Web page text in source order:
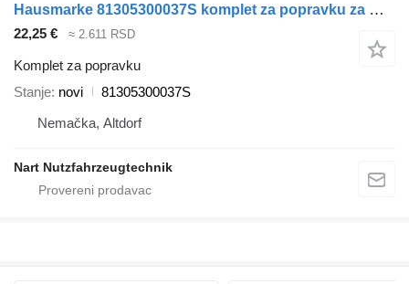
Hausmarke 81305300037S komplet za popravku za MAN TGA TGL TGM TGS TGX kamiona
22,25 € ≈ 2.611 RSD
Komplet za popravku
Stanje novi
81305300037S
Nemačka, Altdorf
Nart Nutzfahrzeugtechnik